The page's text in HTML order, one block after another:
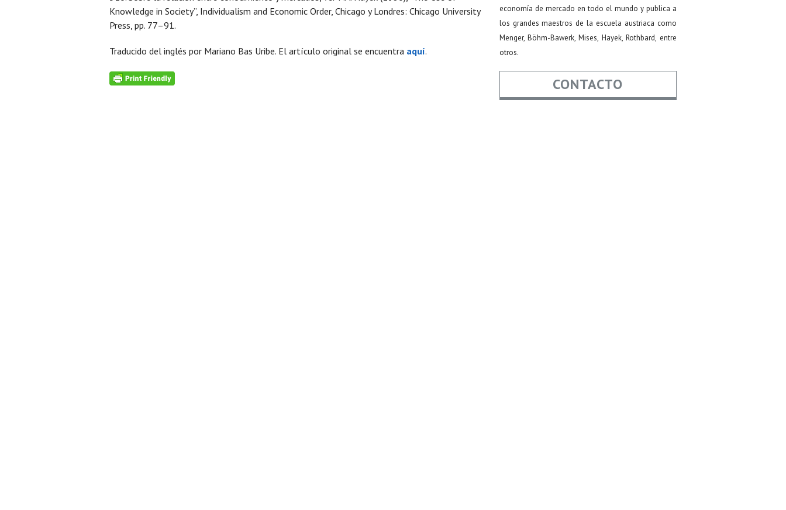
Knowledge in Society”, Individualism and Economic Order, Chicago y Londres: Chicago University
Press, pp. 77–91.
Traducido del inglés por Mariano Bas Uribe. El artículo original se encuentra aquí.
economía de mercado en todo el mundo y publica a
los grandes maestros de la escuela austriaca como
Menger, Böhm-Bawerk, Mises, Hayek, Rothbard, entre
otros.
CONTACTO